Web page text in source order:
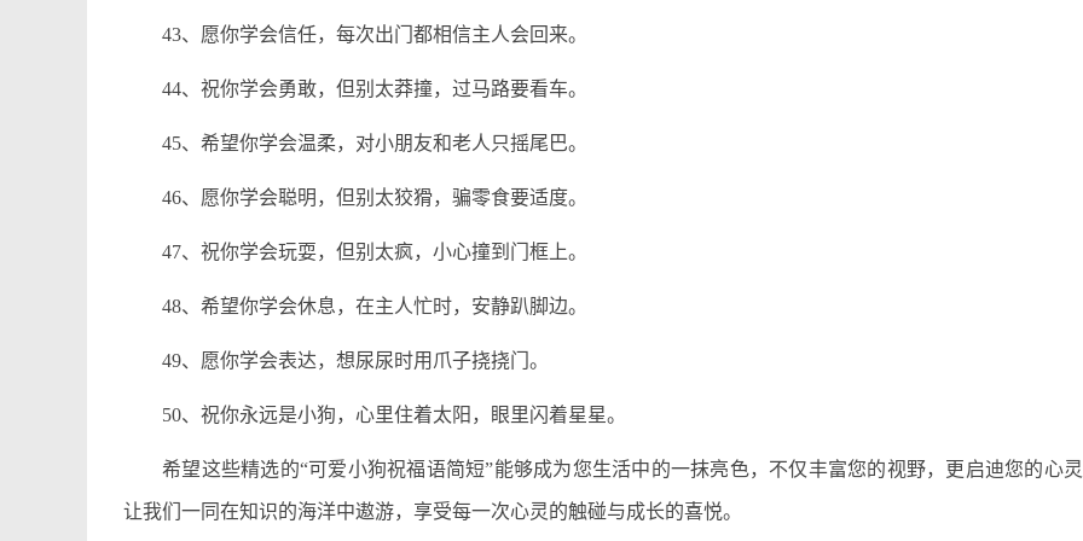
43、愿你学会信任，每次出门都相信主人会回来。
44、祝你学会勇敢，但别太莽撞，过马路要看车。
45、希望你学会温柔，对小朋友和老人只摇尾巴。
46、愿你学会聪明，但别太狡猾，骗零食要适度。
47、祝你学会玩耍，但别太疯，小心撞到门框上。
48、希望你学会休息，在主人忙时，安静趴脚边。
49、愿你学会表达，想尿尿时用爪子挠挠门。
50、祝你永远是小狗，心里住着太阳，眼里闪着星星。
希望这些精选的“可爱小狗祝福语简短”能够成为您生活中的一抹亮色，不仅丰富您的视野，更启迪您的心
让我们一同在知识的海洋中遨游，享受每一次心灵的触碰与成长的喜悦。